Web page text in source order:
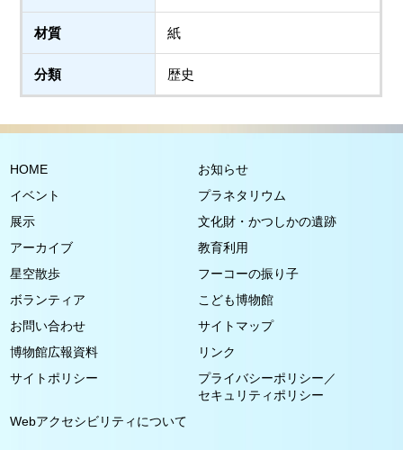
材質 紙
分類 歴史
HOME
お知らせ
イベント
プラネタリウム
展示
文化財・かつしかの遺跡
アーカイブ
教育利用
星空散歩
フーコーの振り子
ボランティア
こども博物館
お問い合わせ
サイトマップ
博物館広報資料
リンク
サイトポリシー
プライバシーポリシー／
セキュリティポリシー
Webアクセシビリティについて